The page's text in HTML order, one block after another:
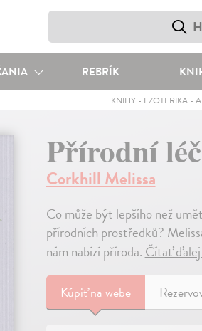
REBRÍK
KNIHY- EZOTERIKA-
Přírodní
Corkhill Melissa
Co může být lepšího než
přírodních prostředků?
nám nabízí příroda.Čítať
Kúpiťna webe